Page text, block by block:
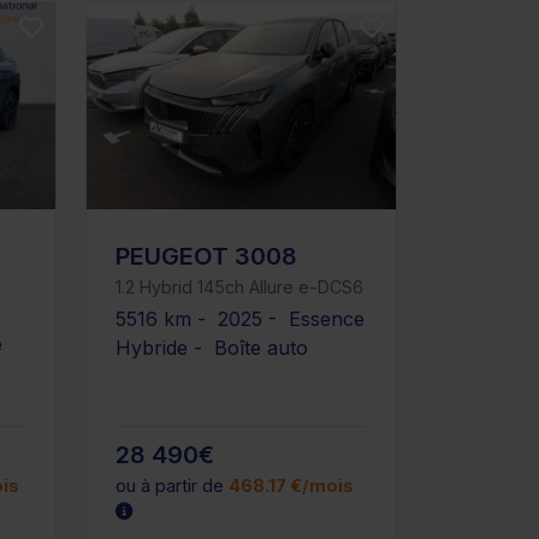
PEUGEOT 3008
1.2 Hybrid 145ch Allure e-DCS6
5516 km - 2025 - Essence
Hybride - Boîte auto
28 490€
ou à partir de 468.17 €/mois